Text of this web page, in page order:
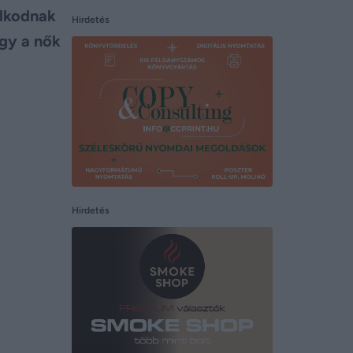
a nők
Hirdetés
Hirdetés